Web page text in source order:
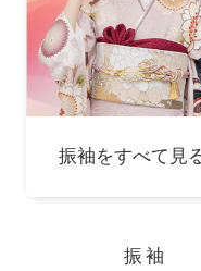
振袖をすべて見
振袖